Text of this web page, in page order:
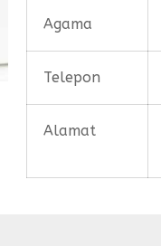
Agama
Telepon
Alamat